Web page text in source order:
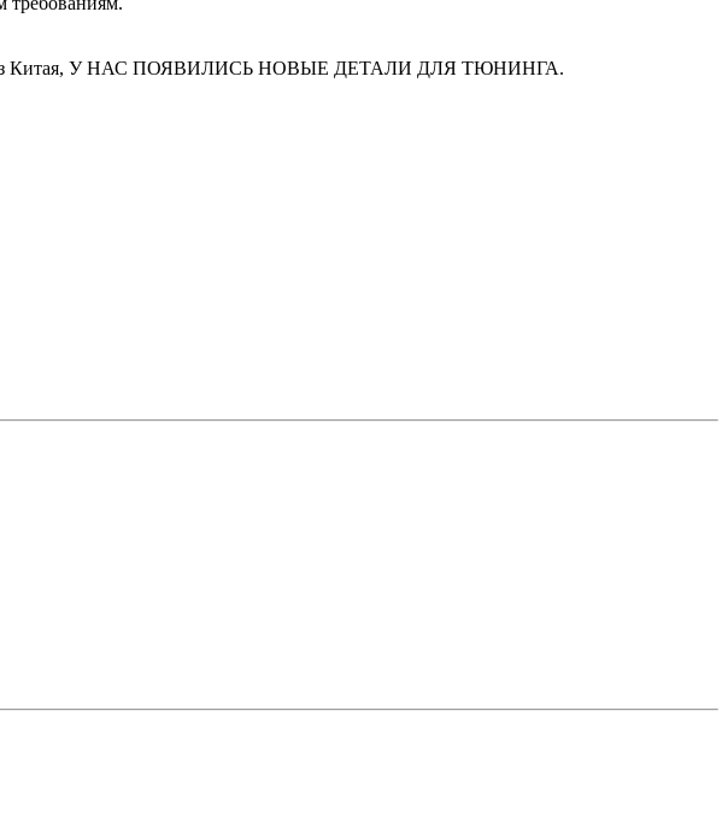
из Китая, У НАС ПОЯВИЛИСЬ НОВЫЕ ДЕТАЛИ ДЛЯ ТЮНИНГА.